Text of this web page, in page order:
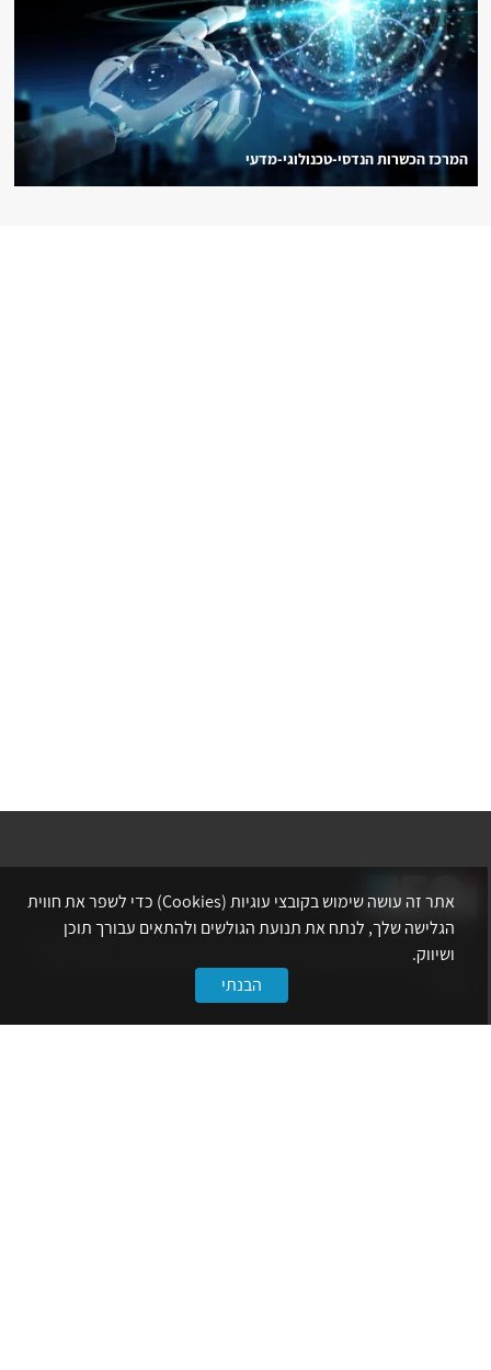
המרכז הכשרות הנדסי-טכנולוגי-מדעי
אתר לשכת המהנדסים, האדריכלים והאקדמאים בעלי המקצועות הטכנולוגיים
מרכז את הפעילויות המקצועיות, ההשתלמויות, ההטבות ואירועי הפנאי לאנשי
אתר זה עושה שימוש בקובצי עוגיות (Cookies) כדי לשפר את חווית
הגלישה שלך, לנתח את תנועת הגולשים ולהתאים עבורך תוכן
ושיווק.
הבנתי